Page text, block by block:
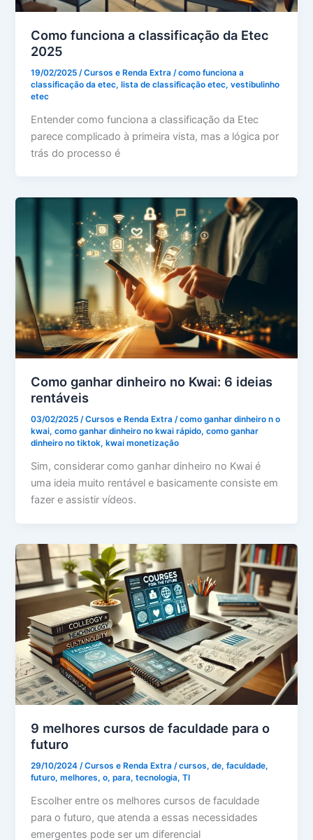
Como funciona a classificação da Etec
2025
19/02/2025 /Cursos e Renda Extra /como funciona a
classificação da etec,lista de classificação etec,vestibulinho
etec
Entender como funciona a classificação da Etec
parece complicado à primeira vista, mas a lógica por
trás do processo é
Como ganhar dinheiro no Kwai: 6 ideias
rentáveis
03/02/2025/Cursos e Renda Extra /como ganhar dinheiro n o
kwai,como ganhar dinheiro no kwai rápido,como ganhar
dinheiro no tiktok,kwai monetização
Sim, considerar como ganhar dinheiro no Kwai é
uma ideia muito rentável e basicamente consiste em
fazer e assistir vídeos.
9 melhores cursos de faculdade para o
futuro
29/10/2024/Cursos e Renda Extra /cursos,de,faculdade,
futuro,melhores,o,para,tecnologia,TI
Escolher entre os melhores cursos de faculdade
para o futuro, que atenda a essas necessidades
emergentes pode ser um diferencial